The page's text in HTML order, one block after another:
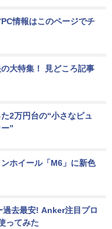
情報はこのページでチ
大特集！ 見どころ記事
2万円台の“小さなピュ
”
ホイール「M6」に新色
去最安! Anker注目プロ
ってみた